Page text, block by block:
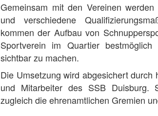
Gemeinsam mit den Vereinen
und verschiedene
kommen der Aufbau von
Sportverein im Quartier
sichtbar zu machen.
Die Umsetzung wird abgesichert
und Mitarbeiter des SSB Duisburg.
zugleich die ehrenamtlichen Gremien